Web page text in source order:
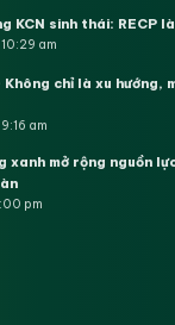
KCN sinh thái: RECP
am
Không chỉ là xu hướng,
am
xanh mở rộng nguồn
pm